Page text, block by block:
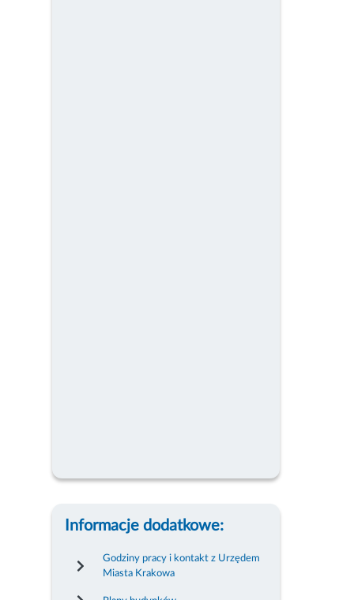
Informacje dodatkowe:
Godziny pracy i kontakt z Urzędem
Miasta Krakowa